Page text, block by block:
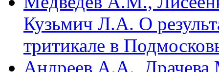
Кузьмич Л.А. О
тритикале в
Андреев А.А., Драчева